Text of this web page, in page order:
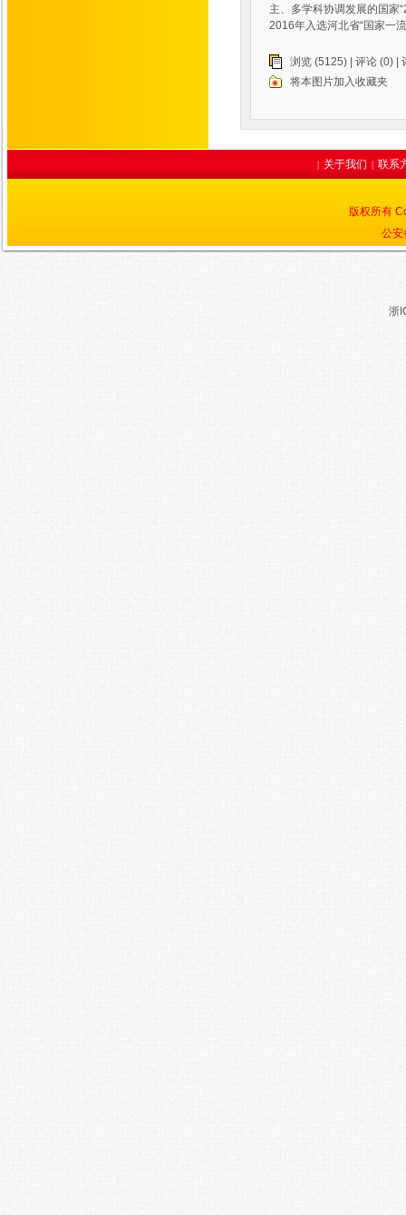
主、多学科协调发展的国家
2016年入选河北省“国家一
浏览 (5125) | 评论 (0) |
将本图片加入收藏夹
| 关于我们 | 联系
版权所有
公安
浙